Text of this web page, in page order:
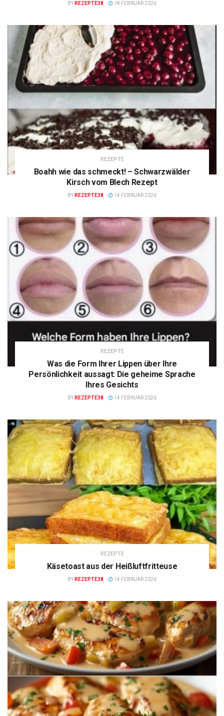
BY REZEPTE38 18 FEBRUAR 2026
REZEPTE
Boahh wie das schmeckt! – Schwarzwälder
Kirsch vom Blech Rezept
BY REZEPTE38 14 FEBRUAR 2026
REZEPTE
Was die Form Ihrer Lippen über Ihre
Persönlichkeit aussagt: Die geheime Sprache
Ihres Gesichts
BY REZEPTE38 14 FEBRUAR 2026
REZEPTE
Käsetoast aus der Heißluftfritteuse
BY REZEPTE38 14 FEBRUAR 2026